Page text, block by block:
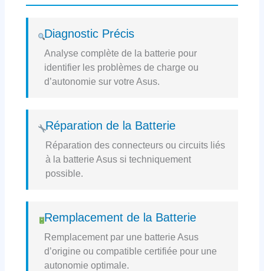
Diagnostic Précis
Analyse complète de la batterie pour
identifier les problèmes de charge ou
d’autonomie sur votre Asus.
Réparation de la Batterie
Réparation des connecteurs ou circuits liés
à la batterie Asus si techniquement
possible.
Remplacement de la Batterie
Remplacement par une batterie Asus
d’origine ou compatible certifiée pour une
autonomie optimale.